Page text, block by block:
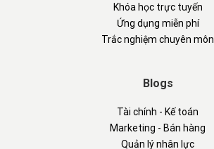
Khóa học trực tuyến
Ứng dụng miễn phí
Trắc nghiệm chuyên môn
Blogs
Tài chính - Kế toán
Marketing - Bán hàng
Quản lý nhân lực